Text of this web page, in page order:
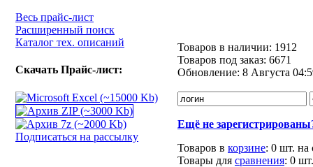
Весь прайс-лист
Расширенный поиск
Каталог тех. описаний
Скачать Прайс-лист:
Подписаться на рассылку
Товаров в наличии: 1912
Товаров под заказ: 6671
Обновление: 8 Августа
Ещё не
Товаров в корзине: 0 шт. на
Товары для сравнения: 0 шт.